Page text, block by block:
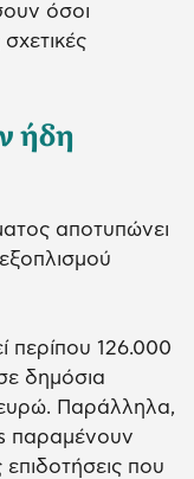
όσοι
ήδη
αποτυπώνει
περίπου 126.000
δημόσια
Παράλληλα,
παραμένουν
που